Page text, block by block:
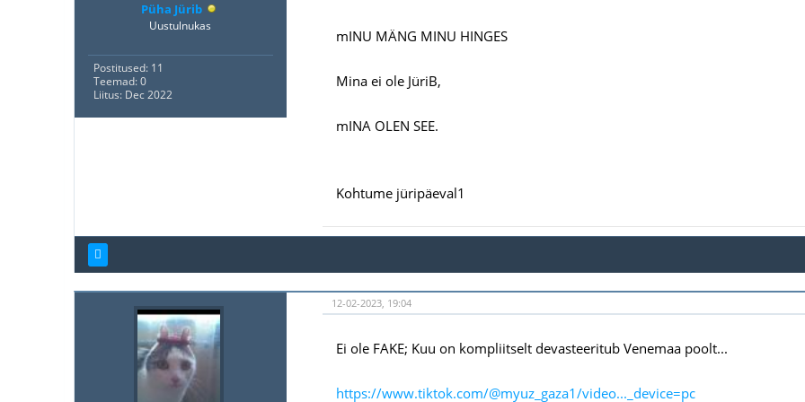
Püha Jürib
Uustulnukas
Postitused: 11
Teemad: 0
Liitus: Dec 2022
mINU MÄNG MINU HINGES
Mina ei ole JüriB,
mINA OLEN SEE.
Kohtume jüripäeval1
12-02-2023, 19:04
Ei ole FAKE; Kuu on kompliitselt devasteeritub Venemaa poolt...
https://www.tiktok.com/@myuz_gaza1/video..._device=pc